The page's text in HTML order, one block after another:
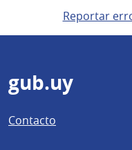
Reportar
Pie
de
página
gub.uy
Contacto